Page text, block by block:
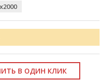
В ОДИН КЛИК